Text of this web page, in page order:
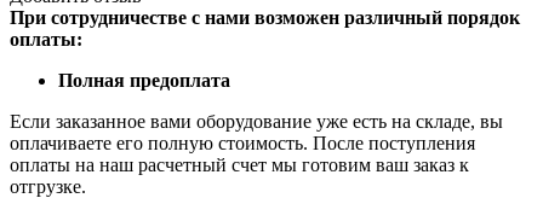
При сотрудничестве с нами возможен различный порядок
оплаты:
Полная предоплата
Если заказанное вами оборудование уже есть на складе, вы
оплачиваете его полную стоимость. После поступления
оплаты на наш расчетный счет мы готовим ваш заказ к
отгрузке.